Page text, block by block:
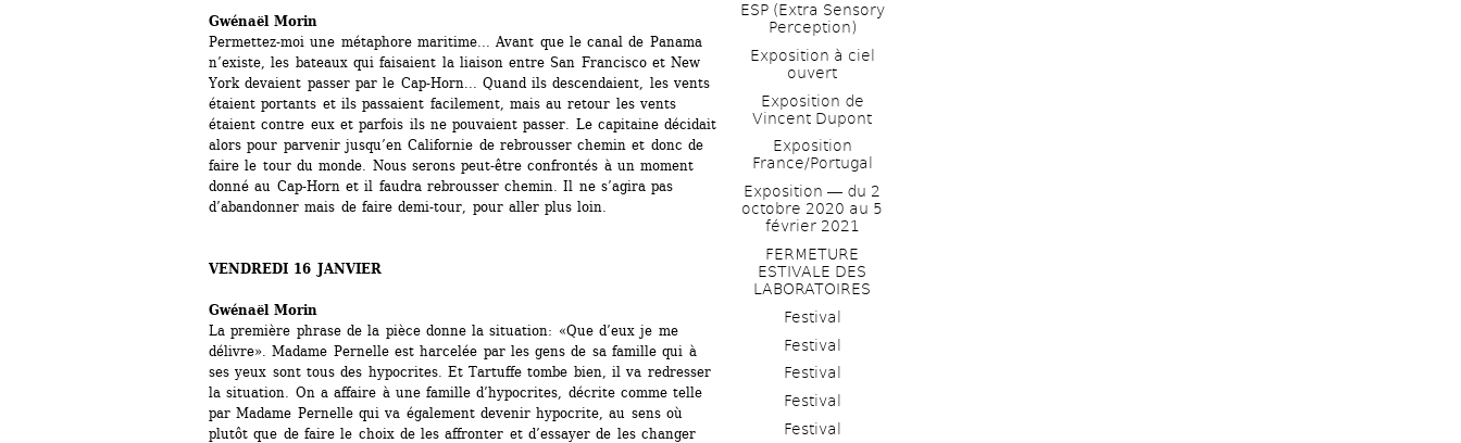
Gwénaël Morin
Permettez-moi une métaphore maritime... Avant que le canal de Panama
n’existe, les bateaux qui faisaient la liaison entre San Francisco et New
York devaient passer par le Cap-Horn... Quand ils descendaient, les vents
étaient portants et ils passaient facilement, mais au retour les vents
étaient contre eux et parfois ils ne pouvaient passer. Le capitaine décidait
alors pour parvenir jusqu’en Californie de rebrousser chemin et donc de
faire le tour du monde. Nous serons peut-être confrontés à un moment
donné au Cap-Horn et il faudra rebrousser chemin. Il ne s’agira pas
d’abandonner mais de faire demi-tour, pour aller plus loin.
VENDREDI 16 JANVIER
Gwénaël Morin
La première phrase de la pièce donne la situation: «Que d’eux je me
délivre». Madame Pernelle est harcelée par les gens de sa famille qui à
ses yeux sont tous des hypocrites. Et Tartuffe tombe bien, il va redresser
la situation. On a affaire à une famille d’hypocrites, décrite comme telle
par Madame Pernelle qui va également devenir hypocrite, au sens où
plutôt que de faire le choix de les affronter et d’essayer de les changer
ESP (Extra Sensory
Perception)
Exposition à ciel
ouvert
Exposition de
Vincent Dupont
Exposition
France/Portugal
Exposition ― du 2
octobre 2020 au 5
février 2021
FERMETURE
ESTIVALE DES
LABORATOIRES
Festival
Festival
Festival
Festival
Festival